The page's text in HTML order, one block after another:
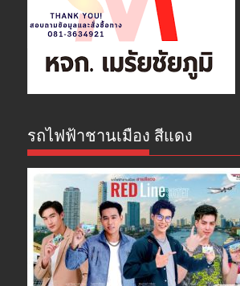
รถไฟฟ้าชานเมือง สีแดง